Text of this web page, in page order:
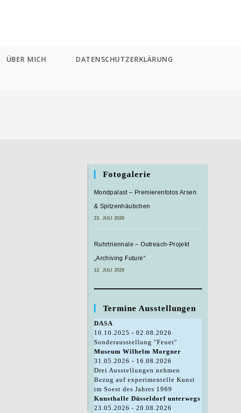
ÜBER MICH DATENSCHUTZERKLÄRUNG
Fotogalerie
Mondpalast – Premierenfotos Arsen
& Spitzenhäubchen
23. JULI 2026
Ruhrtriennale – Outreach-Projekt
„Archiving Future“
12. JULI 2026
Termine Ausstellungen
DASA
10.10.2025 - 02.08.2026
Sonderausstellung "Feuer"
Museum Wilhelm Morgner
31.05.2026 - 16.08.2026
Drei Ausstellungen nehmen
Bezug auf experimentelle Kunst
im Soest des Jahres 1969
Kunsthalle Düsseldorf unterwegs
23.05.2026 - 20.08.2026